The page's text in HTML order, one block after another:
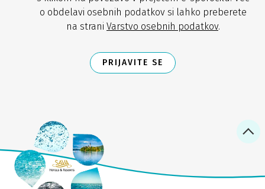
o obdelavi osebnih podatkov si lahko preberete
na strani Varstvo osebnih podatkov.
PRIJAVITE SE